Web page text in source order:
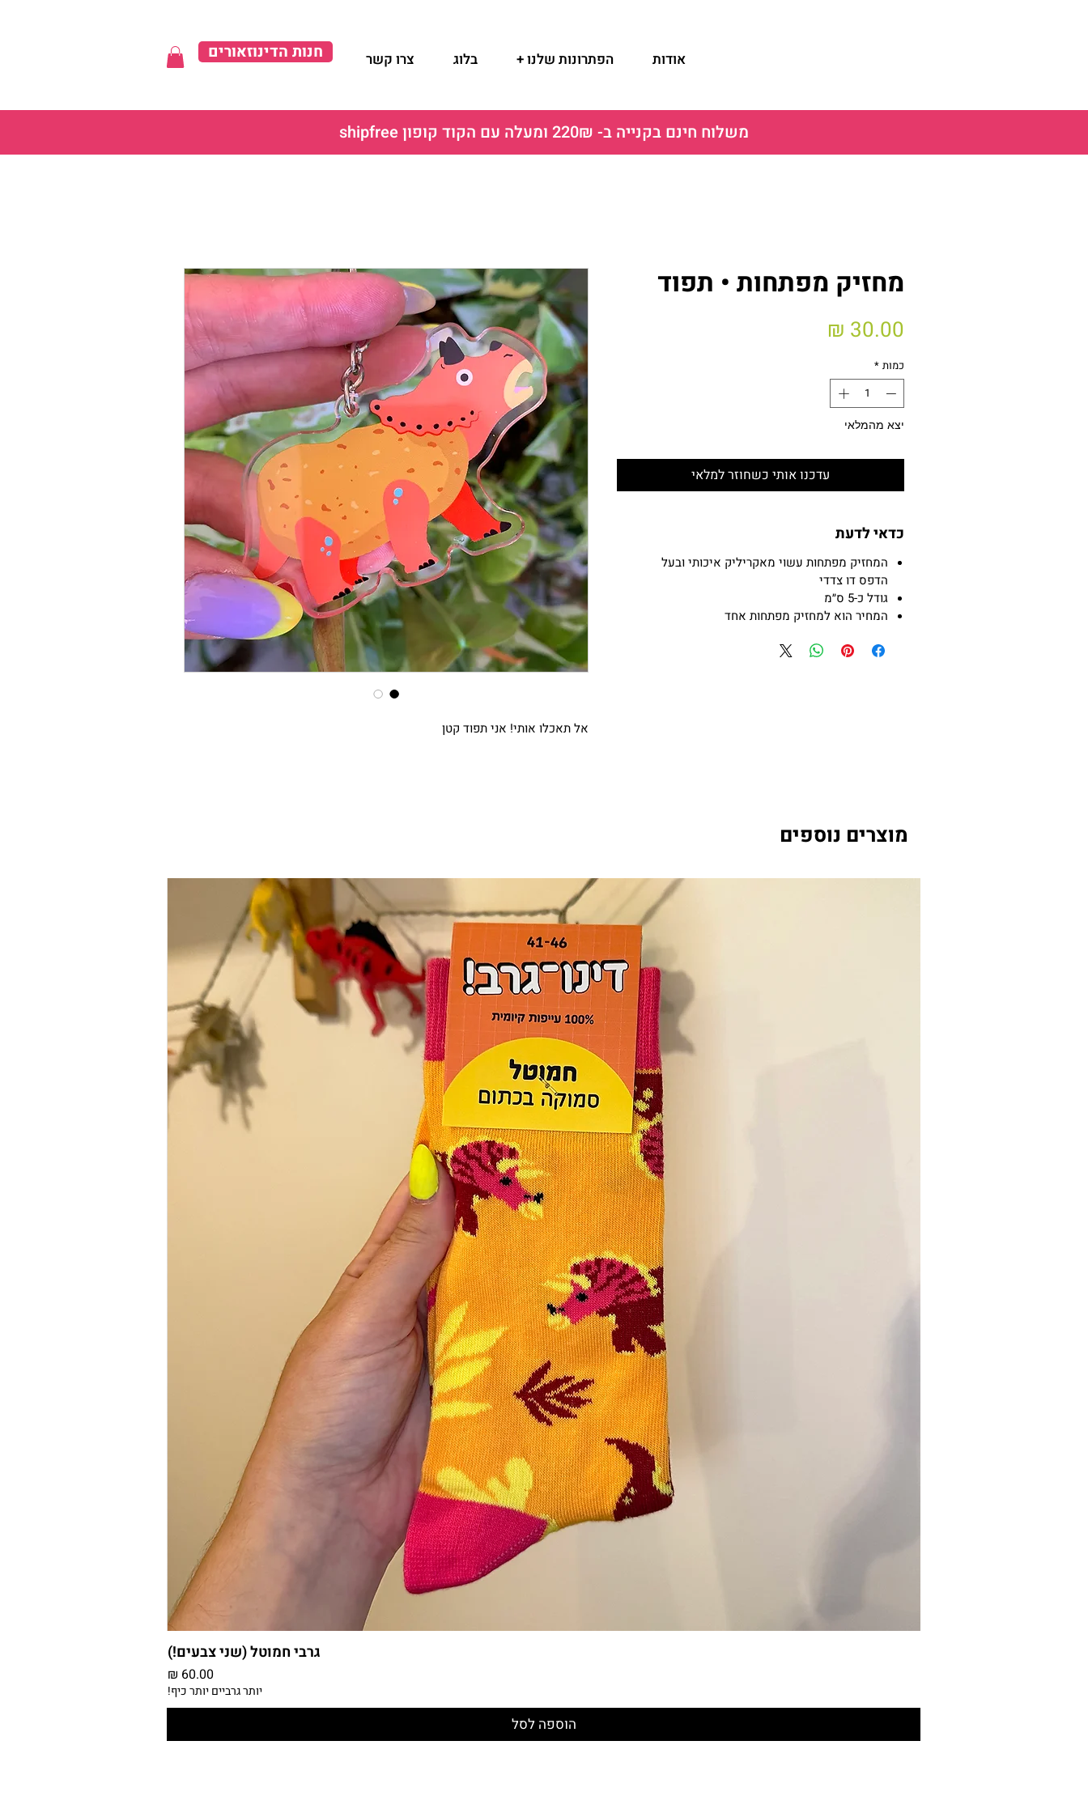
חנות הדינוזאורים אודות הפתרונות שלנו + בלוג צרו קשר
משלוח חינם בקנייה ב- 220₪ ומעלה עם הקוד קופון shipfree
אל תאכלו אותי! אני תפוד קטן
מחזיק מפתחות • תפוד
כמות *
יצא מהמלאי
עדכנו אותי כשחוזר למלאי
כדאי לדעת
המחזיק מפתחות עשוי מאקריליק איכותי ובעל
הדפס דו צדדי
גודל כ-5 ס״מ
המחיר הוא למחזיק מפתחות אחד
מוצרים נוספים
גרבי חמוטל (שני צבעים!)
מחיר
יותר גרביים יותר כיף!
הוספה לסל